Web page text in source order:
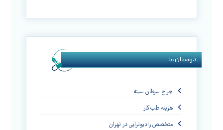
دوستان ما
جراح سرطان سینه
هزینه طب کار
متخصص رادیوتراپی در تهران